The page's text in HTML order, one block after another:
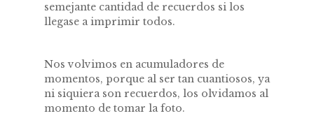
semejante cantidad de recuerdos si los
llegase a imprimir todos.
Nos volvimos en acumuladores de
momentos, porque al ser tan cuantiosos, ya
ni siquiera son recuerdos, los olvidamos al
momento de tomar la foto.